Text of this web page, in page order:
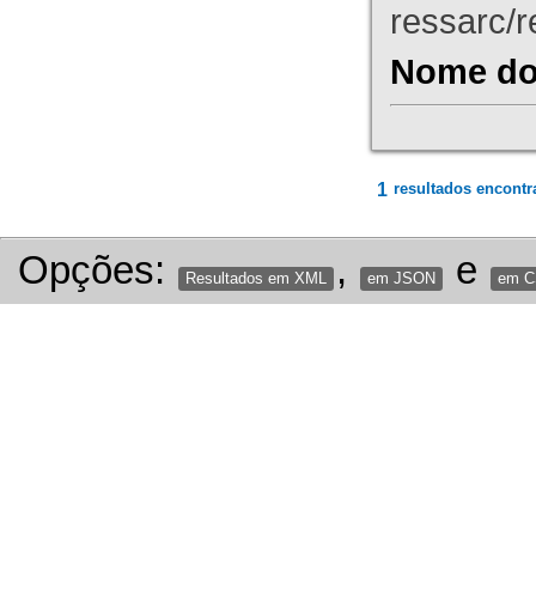
ressarc/
Nome
1 resultados
Opções: Resultados em XML , em JSON e em